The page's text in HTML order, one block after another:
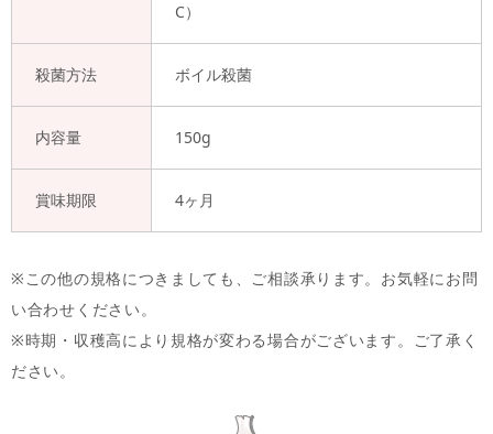
C）
殺菌方法 ボイル殺菌
内容量 150g
賞味期限 4ヶ月
※この他の規格につきましても、ご相談承ります。お気軽にお問
い合わせください。
※時期・収穫高により規格が変わる場合がございます。ご了承く
ださい。